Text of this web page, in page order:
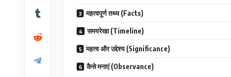
महत्वपूर्ण तथ्य (Facts)
समयरेखा (Timeline)
महत्व और उद्देश्य (Significance)
कैसे मनाएं (Observance)